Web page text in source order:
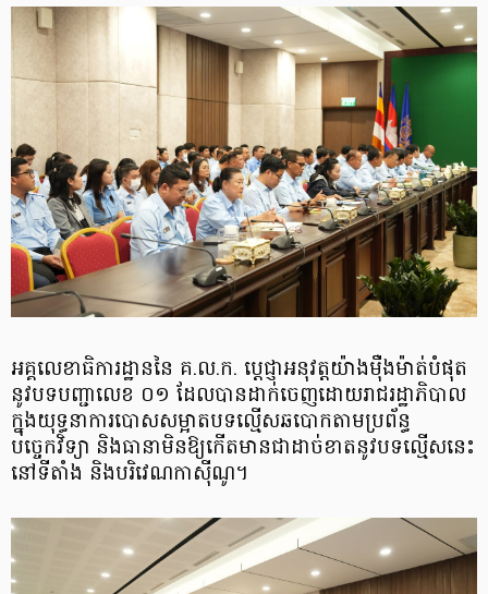
អគ្គលេខាធិការដ្ឋាន​នៃ គ.ល.ក. ប្តេជ្ញាអនុវត្តយ៉ាងម៉ឺងម៉ាត់បំផុត
នូវបទបញ្ជាលេខ ០១ ដែលបានដាក់ចេញដោយរាជរដ្ឋាភិបាល
ក្នុងយុទ្ធនាការបោសសម្អាតបទល្មើស​ឆបោកតាម​ប្រព័ន្ធ
បច្ចេកវិទ្យា និងធានាមិនឱ្យកើតមានជាដាច់ខាតនូវបទល្មើសនេះ
នៅទីតាំង និងបរិវេណកាស៊ីណូ។